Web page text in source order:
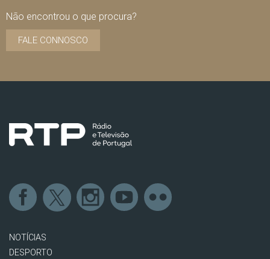
Não encontrou o que procura?
FALE CONNOSCO
NOTÍCIAS
DESPORTO